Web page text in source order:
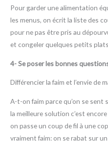
Pour garder une alimentation
les menus, on écrit la liste des
pour ne pas être pris au
et congeler quelques petits
4- Se poser les bonnes
Différencier la faim et l’envie de
A-t-on faim parce qu’on se sent
la meilleure solution c’est
on passe un coup de fil à une
vraiment faim: on se rabat sur